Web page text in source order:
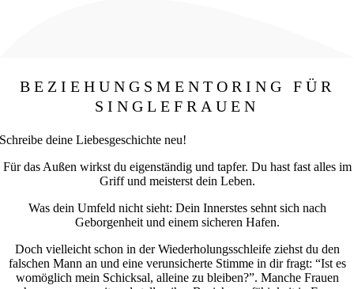
BEZIEHUNGSMENTORING FÜR
SINGLEFRAUEN
Schreibe deine Liebesgeschichte neu!
Für das Außen wirkst du eigenständig und tapfer. Du hast fast alles im
Griff und meisterst dein Leben.
Was dein Umfeld nicht sieht: Dein Innerstes sehnt sich nach
Geborgenheit und einem sicheren Hafen.
Doch vielleicht schon in der Wiederholungsschleife ziehst du den
falschen Mann an und eine verunsicherte Stimme in dir fragt: “Ist es
womöglich mein Schicksal, alleine zu bleiben?”. Manche Frauen